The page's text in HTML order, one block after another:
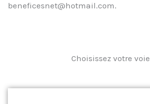
beneficesnet@hotmail.com.
Choisissez votre voie